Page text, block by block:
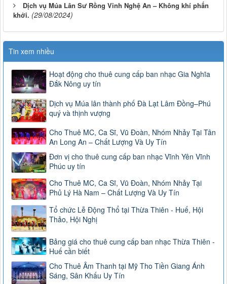
Dịch vụ Múa Lân Sư Rồng Vinh Nghệ An – Không khí phấn
khởi. (29/08/2024)
Tin xem nhiều
Hoạt động cho thuê cung cấp ban nhạc Gia Nghĩa
Đắk Nông uy tín
Dịch vụ Múa lân thành phố Đà Lạt Lâm Đồng–Phú
quý và thịnh vượng
Cho Thuê MC, Ca Sĩ, Vũ Đoàn, Nhóm Nhảy Tại Tân
An Long An – Chất Lượng Và Uy Tín
Đơn vị cho thuê cung cấp ban nhạc Vĩnh Yên Vĩnh
Phúc uy tín
Cho Thuê MC, Ca Sĩ, Vũ Đoàn, Nhóm Nhảy Tại
Phủ Lý Hà Nam – Chất Lượng Và Uy Tín
Tổ chức Lễ Động Thổ tại Thừa Thiên - Huế, Hội
Thảo, Hội Nghị
Bảng giá cho thuê cung cấp ban nhạc Thừa Thiên -
Huế cần biết
Cho Thuê Âm Thanh tại Mỹ Tho Tiền Giang Ánh
Sáng, Sân Khấu Uy Tín